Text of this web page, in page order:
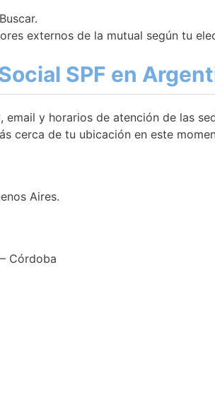
externos de la mutual según tu
SPF en
y horarios de atención de las
cerca de tu ubicación en este
Aires.
Córdoba